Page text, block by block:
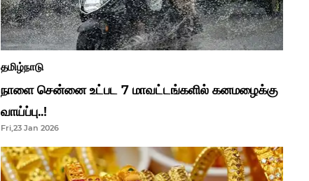
தமிழ்நாடு
நாளை சென்னை உட்பட 7 மாவட்டங்களில் கனமழைக்கு
வாய்ப்பு..!
Fri,23 Jan 2026